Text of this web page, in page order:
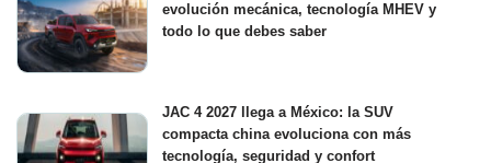
evolución mecánica, tecnología MHEV y
todo lo que debes saber
JAC 4 2027 llega a México: la SUV
compacta china evoluciona con más
tecnología, seguridad y confort